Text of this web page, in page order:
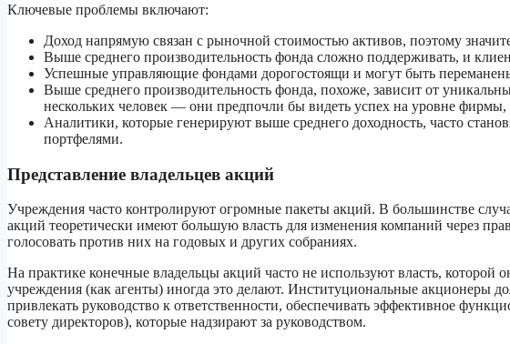
Ключевые проблемы включают:
Доход напрямую связан с рыночной стоимостью активов, поэтому
Выше среднего производительность фонда сложно поддерживать, и
Успешные управляющие фондами дорогостоящи и могут быть
Выше среднего производительность фонда, похоже, зависит от
нескольких человек — они предпочли бы видеть успех на уровне
Аналитики, которые генерируют выше среднего доходность, часто
портфелями.
Представление владельцев акций
Учреждения часто контролируют огромные пакеты акций. В большинстве
акций теоретически имеют большую власть для изменения компаний через
голосовать против них на годовых и других собраниях.
На практике конечные владельцы акций часто не используют власть,
учреждения (как агенты) иногда это делают. Институциональные акционеры
привлекать руководство к ответственности, обеспечивать эффективное
совету директоров), которые надзирают за руководством.